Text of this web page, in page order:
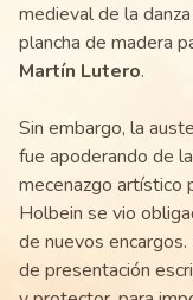
medieval de la
plancha de madera
Martín Lutero.
Sin embargo, la
fue apoderando de
mecenazgo artístico
Holbein se vio
de nuevos
de presentación